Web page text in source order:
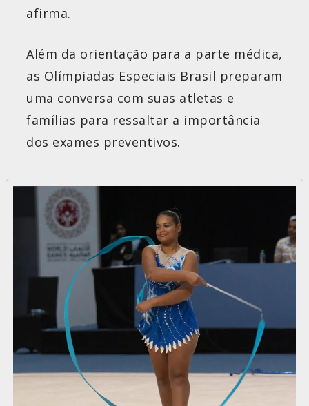
afirma.
Além da orientação para a parte médica,
as Olímpiadas Especiais Brasil preparam
uma conversa com suas atletas e
famílias para ressaltar a importância
dos exames preventivos.